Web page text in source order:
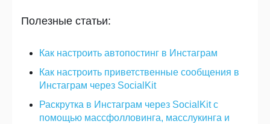
Полезные статьи:
Как настроить автопостинг в Инстаграм
Как настроить приветственные сообщения в
Инстаграм через SocialKit
Раскрутка в Инстаграм через SocialKit с
помощью массфолловинга, масслукинга и